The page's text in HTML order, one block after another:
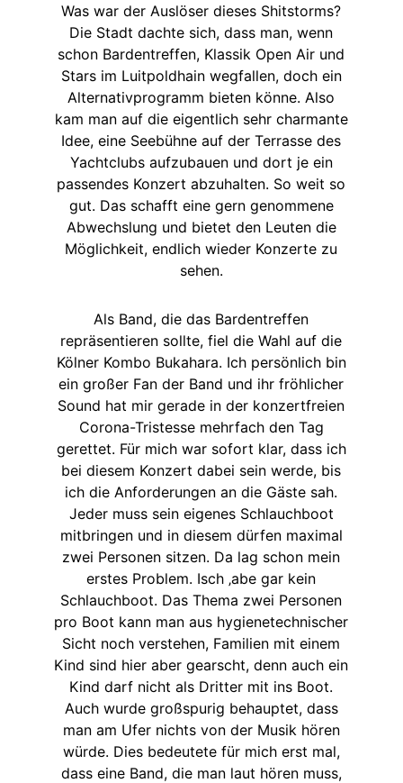
Was war der Auslöser dieses Shitstorms?
Die Stadt dachte sich, dass man, wenn
schon Bardentreffen, Klassik Open Air und
Stars im Luitpoldhain wegfallen, doch ein
Alternativprogramm bieten könne. Also
kam man auf die eigentlich sehr charmante
Idee, eine Seebühne auf der Terrasse des
Yachtclubs aufzubauen und dort je ein
passendes Konzert abzuhalten. So weit so
gut. Das schafft eine gern genommene
Abwechslung und bietet den Leuten die
Möglichkeit, endlich wieder Konzerte zu
sehen.
Als Band, die das Bardentreffen
repräsentieren sollte, fiel die Wahl auf die
Kölner Kombo Bukahara. Ich persönlich bin
ein großer Fan der Band und ihr fröhlicher
Sound hat mir gerade in der konzertfreien
Corona-Tristesse mehrfach den Tag
gerettet. Für mich war sofort klar, dass ich
bei diesem Konzert dabei sein werde, bis
ich die Anforderungen an die Gäste sah.
Jeder muss sein eigenes Schlauchboot
mitbringen und in diesem dürfen maximal
zwei Personen sitzen. Da lag schon mein
erstes Problem. Isch ‚abe gar kein
Schlauchboot. Das Thema zwei Personen
pro Boot kann man aus hygienetechnischer
Sicht noch verstehen, Familien mit einem
Kind sind hier aber gearscht, denn auch ein
Kind darf nicht als Dritter mit ins Boot.
Auch wurde großspurig behauptet, dass
man am Ufer nichts von der Musik hören
würde. Dies bedeutete für mich erst mal,
dass eine Band, die man laut hören muss,